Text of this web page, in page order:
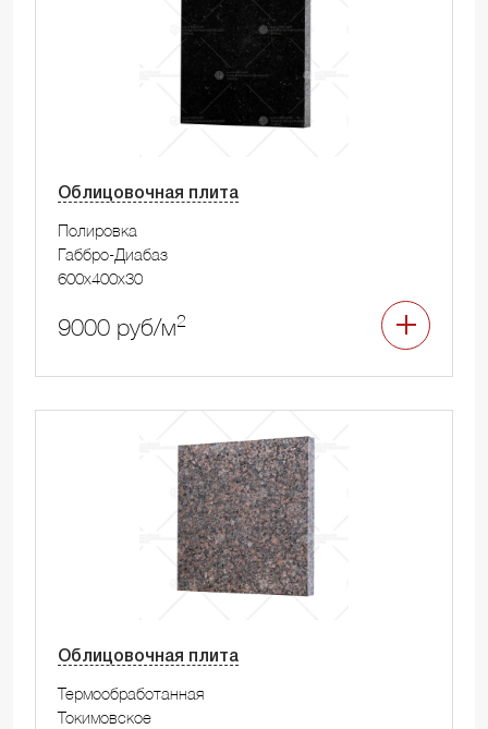
Облицовочная плита
Полировка
Габбро-Диабаз
600x400x30
9000 руб/м2
Облицовочная плита
Термообработанная
Токимовское